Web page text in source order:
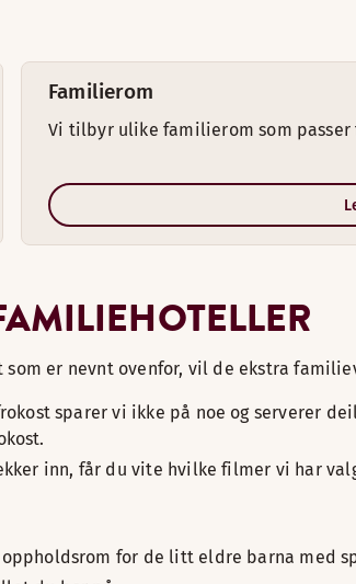
Familierom
Vi tilbyr ulike familierom som
er nevnt ovenfor, vil de ekstra
sparer vi ikke på noe og serverer
inn, får du vite hvilke filmer vi har
for de litt eldre barna med